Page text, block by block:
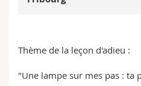
MyUnifr
Thème de la leçon d'adieu :
"Une lampe sur mes pas : ta